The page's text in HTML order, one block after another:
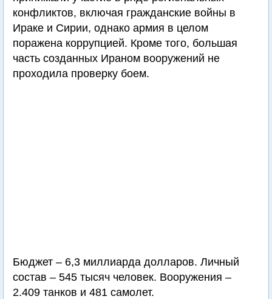
конфликтов, включая гражданские войны в
Ираке и Сирии, однако армия в целом
поражена коррупцией. Кроме того, большая
часть созданных Ираном вооружений не
проходила проверку боем.
Бюджет – 6,3 миллиарда долларов. Личный
состав – 545 тысяч человек. Вооружения –
2.409 танков и 481 самолет.